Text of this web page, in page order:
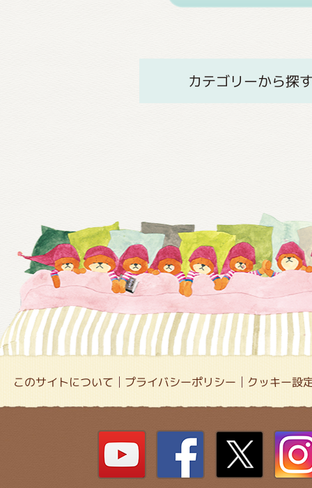
カテゴリーから探
このサイトについて プライバシーポリシー クッキー設